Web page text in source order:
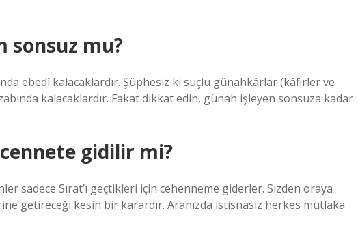
sonsuz mu?
ebedî kalacaklardır. Şüphesiz ki suçlu günahkârlar (kâfirler ve
kalacaklardır. Fakat dikkat edin, günah işleyen sonsuza kadar
gidilir mi?
sadece Sırat’ı geçtikleri için cehenneme giderler. Sizden oraya
getireceği kesin bir karardır. Aranızda istisnasız herkes mutlaka